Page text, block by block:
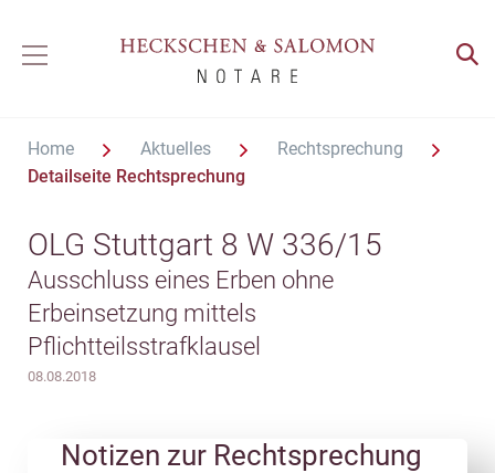
Home Aktuelles
Rechtsprechung
Detailseite Rechtsprechung
OLG Stuttgart 8 W 336/15
Ausschluss eines Erben ohne
Erbeinsetzung mittels
Pflichtteilsstrafklausel
08.08.2018
Notizen zur Rechtsprechung